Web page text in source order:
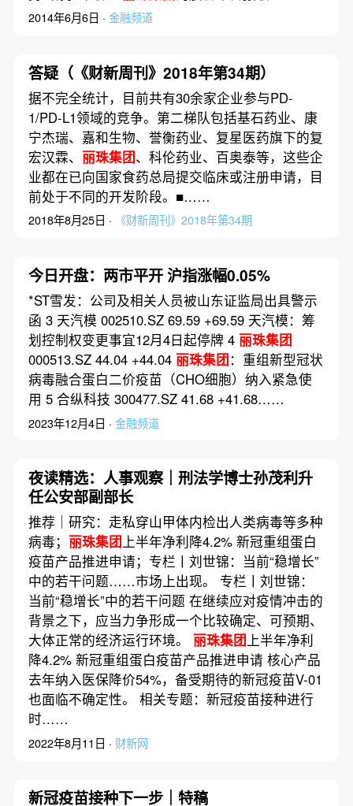
2014年6月6日 · 金融频道
答疑（《财新周刊》2018年第34期）
据不完全统计，目前共有30余家企业参与PD-
1/PD-L1领域的竞争。第二梯队包括基石药业、康
宁杰瑞、嘉和生物、誉衡药业、复星医药旗下的复
宏汉霖、 丽珠集团、科伦药业、百奥泰等，这些企
业都在已向国家食药总局提交临床或注册申请，目
前处于不同的开发阶段。■……
2018年8月25日 · 《财新周刊》2018年第34期
今日开盘：两市平开 沪指涨幅0.05%
*ST雪发：公司及相关人员被山东证监局出具警示
函 3 天汽模 002510.SZ 69.59 +69.59 天汽模：筹
划控制权变更事宜12月4日起停牌 4 丽珠集团
000513.SZ 44.04 +44.04 丽珠集团：重组新型冠状
病毒融合蛋白二价疫苗（CHO细胞）纳入紧急使
用 5 合纵科技 300477.SZ 41.68 +41.68……
2023年12月4日 · 金融频道
夜读精选：人事观察｜刑法学博士孙茂利升
任公安部副部长
推荐｜研究：走私穿山甲体内检出人类病毒等多种
病毒； 丽珠集团上半年净利降4.2% 新冠重组蛋白
疫苗产品推进申请；专栏丨刘世锦：当前“稳增长”
中的若干问题……市场上出现。 专栏丨刘世锦：
当前“稳增长”中的若干问题 在继续应对疫情冲击的
背景之下，应当力争形成一个比较确定、可预期、
大体正常的经济运行环境。 丽珠集团上半年净利
降4.2% 新冠重组蛋白疫苗产品推进申请 核心产品
去年纳入医保降价54%，备受期待的新冠疫苗V-01
也面临不确定性。 相关专题：新冠疫苗接种进行
时……
2022年8月11日 · 财新网
新冠疫苗接种下一步｜特稿